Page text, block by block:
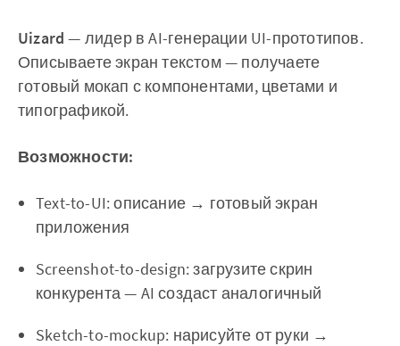
Uizard — лидер в AI-генерации UI-прототипов.
Описываете экран текстом — получаете
готовый мокап с компонентами, цветами и
типографикой.
Возможности:
Text-to-UI: описание → готовый экран
приложения
Screenshot-to-design: загрузите скрин
конкурента — AI создаст аналогичный
Sketch-to-mockup: нарисуйте от руки →